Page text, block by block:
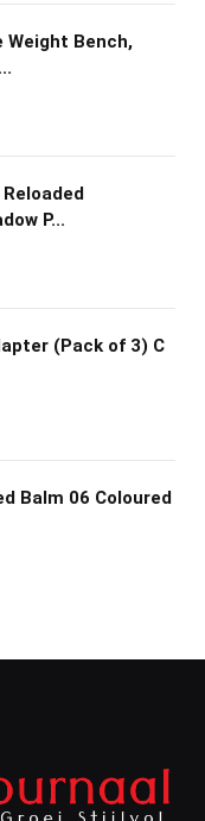
Weight Bench,
P...
(Pack of 3) C
Balm 06 Coloured